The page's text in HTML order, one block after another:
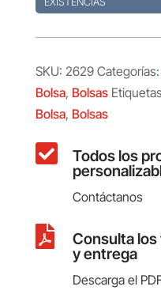
SKU: 2629 Categorías:
Bolsa, Bolsas
Bolsa, Bolsas
 Todos los
Contáctanos
 Consulta
y entrega
Descarga el